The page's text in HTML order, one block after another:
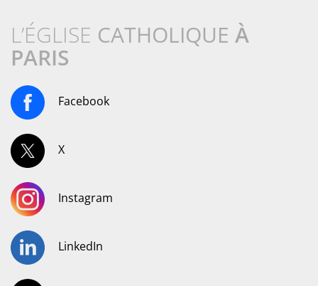
L’ÉGLISE CATHOLIQUE À
PARIS
Facebook
X
Instagram
LinkedIn